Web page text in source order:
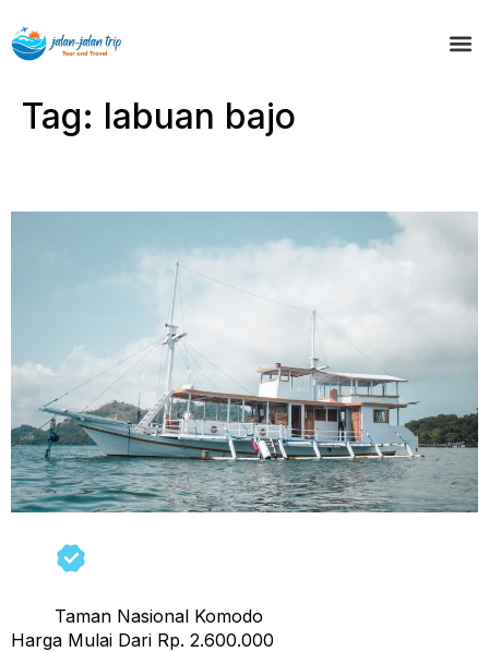
Tag: labuan bajo
Taman Nasional Komodo
Harga Mulai Dari Rp. 2.600.000